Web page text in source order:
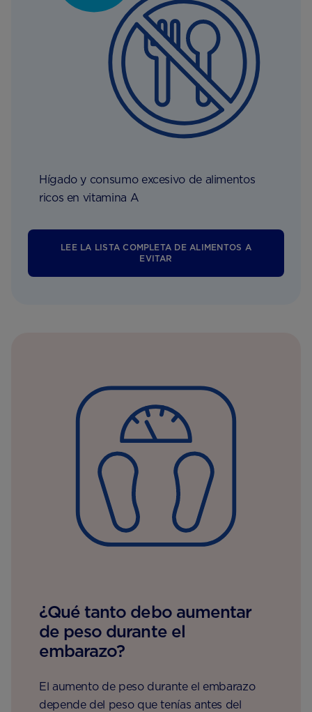
Hígado y consumo excesivo de alimentos
ricos en vitamina A
LEE LA LISTA COMPLETA DE ALIMENTOS A
EVITAR
¿Qué tanto debo aumentar
de peso durante el
embarazo?
El aumento de peso durante el embarazo
depende del peso que tenías antes del